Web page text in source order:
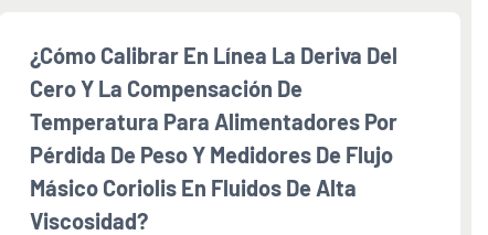
¿Cómo Calibrar En Línea La Deriva Del
Cero Y La Compensación De
Temperatura Para Alimentadores Por
Pérdida De Peso Y Medidores De Flujo
Másico Coriolis En Fluidos De Alta
Viscosidad?